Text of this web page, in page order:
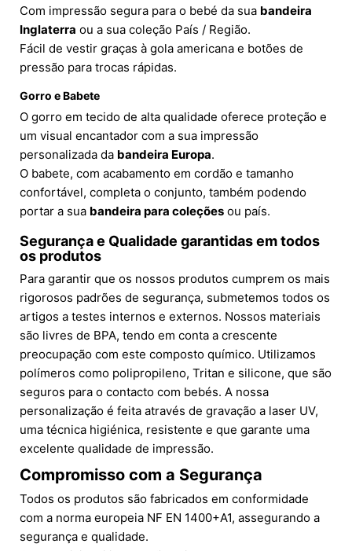
Com impressão segura para o bebé da sua bandeira
Inglaterra ou a sua coleção País / Região.
Fácil de vestir graças à gola americana e botões de
pressão para trocas rápidas.
Gorro e Babete
O gorro em tecido de alta qualidade oferece proteção e
um visual encantador com a sua impressão
personalizada da bandeira Europa.
O babete, com acabamento em cordão e tamanho
confortável, completa o conjunto, também podendo
portar a sua bandeira para coleções ou país.
Segurança e Qualidade garantidas em todos
os produtos
Para garantir que os nossos produtos cumprem os mais
rigorosos padrões de segurança, submetemos todos os
artigos a testes internos e externos. Nossos materiais
são livres de BPA, tendo em conta a crescente
preocupação com este composto químico. Utilizamos
polímeros como polipropileno, Tritan e silicone, que são
seguros para o contacto com bebés. A nossa
personalização é feita através de gravação a laser UV,
uma técnica higiénica, resistente e que garante uma
excelente qualidade de impressão.
Compromisso com a Segurança
Todos os produtos são fabricados em conformidade
com a norma europeia NF EN 1400+A1, assegurando a
segurança e qualidade.